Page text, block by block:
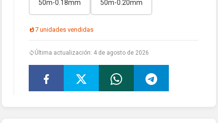
50m-0.18mm 50m-0.20mm
7 unidades vendidas
Última actualización: 4 de agosto de 2026